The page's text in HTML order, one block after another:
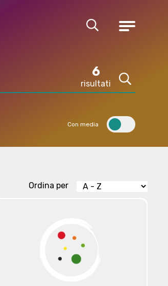
Cerca Menu
6
risultati
Cerca
Con media
Ordina per